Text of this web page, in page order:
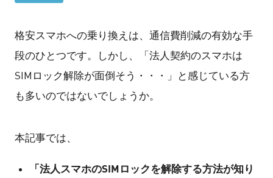
格安スマホへの乗り換えは、通信費削減の有効な手
段のひとつです。しかし、「法人契約のスマホは
SIMロック解除が面倒そう・・・」と感じている方
も多いのではないでしょうか。
本記事では、
「法人スマホのSIMロックを解除する方法が知り